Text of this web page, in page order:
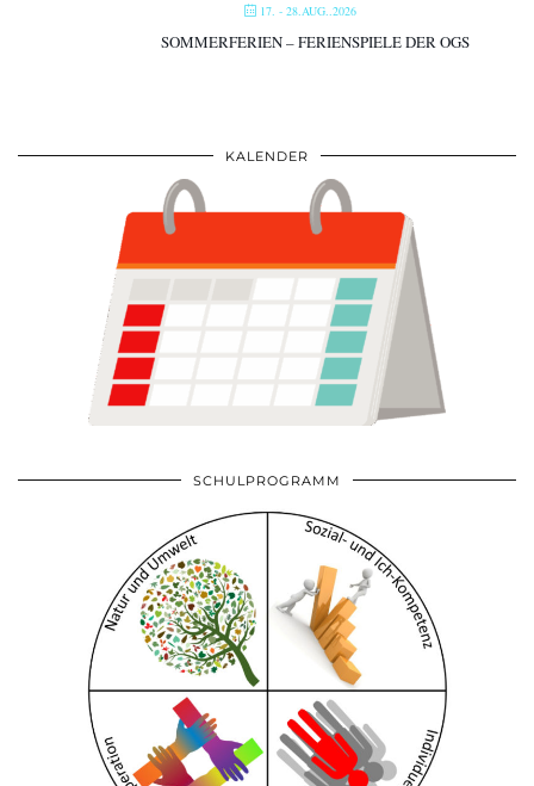
17. - 28.AUG..2026
SOMMERFERIEN – FERIENSPIELE DER OGS
KALENDER
SCHULPROGRAMM